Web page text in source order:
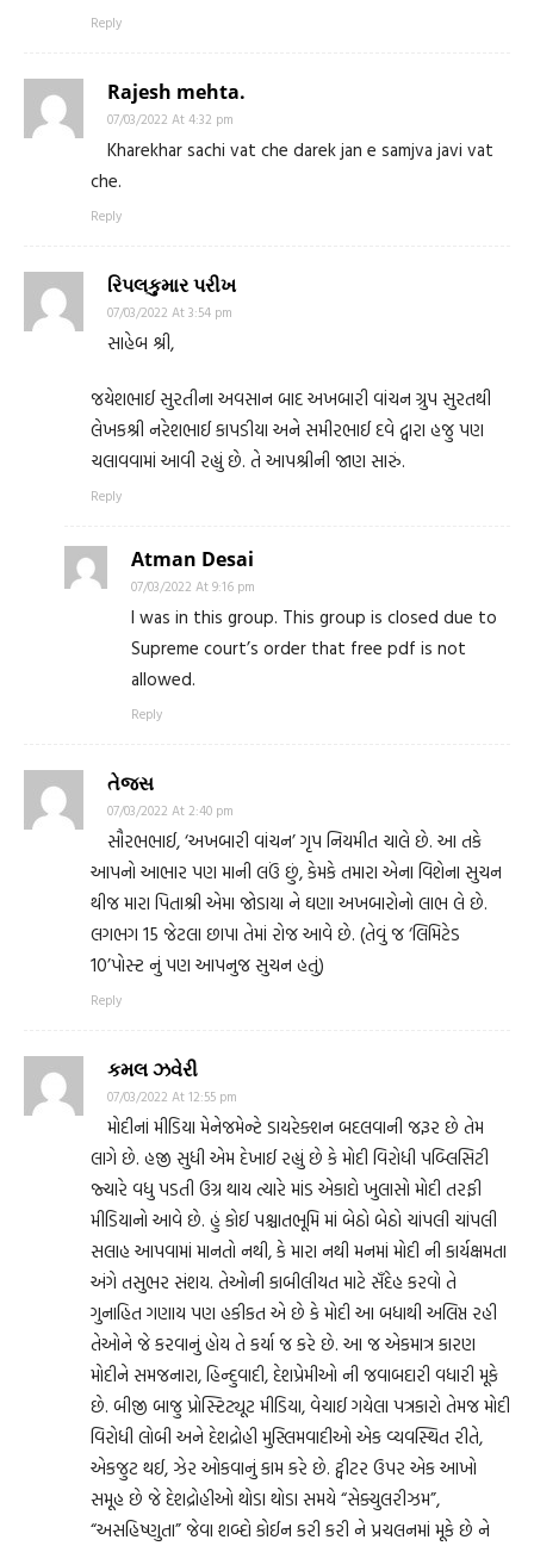
Reply
Rajesh mehta.
07/03/2022 At 4:32 pm
Kharekhar sachi vat che darek jan e samjva javi vat
che.
Reply
રિપલકુમાર પરીખ
07/03/2022 At 3:54 pm
સાહેબ શ્રી,
જયેશભાઈ સુરતીના અવસાન બાદ અખબારી વાંચન ગ્રુપ સુરતથી
લેખકશ્રી નરેશભાઈ કાપડીયા અને સમીરભાઈ દવે દ્વારા હજુ પણ
ચલાવવામાં આવી રહ્યું છે. તે આપશ્રીની જાણ સારું.
Reply
Atman Desai
07/03/2022 At 9:16 pm
I was in this group. This group is closed due to
Supreme court’s order that free pdf is not
allowed.
Reply
તેજસ
07/03/2022 At 2:40 pm
સૌરભભાઈ, ‘અખબારી વાંચન’ ગૃપ નિયમીત ચાલે છે. આ તકે
આપનો આભાર પણ માની લઉં છું, કેમકે તમારા એના વિશેના સુચન
થીજ મારા પિતાશ્રી એમા જોડાયા ને ઘણા અખબારોનો લાભ લે છે.
લગભગ 15 જેટલા છાપા તેમાં રોજ આવે છે. (તેવું જ ‘લિમિટેડ
10’પોસ્ટ નું પણ આપનુજ સુચન હતું)
Reply
કમલ ઝવેરી
07/03/2022 At 12:55 pm
મોદીનાં મીડિયા મેનેજમેન્ટે ડાયરેક્શન બદલવાની જરૂર છે તેમ
લાગે છે. હજી સુધી એમ દેખાઈ રહ્યું છે કે મોદી વિરોધી પબ્લિસિટી
જ્યારે વધુ પડતી ઉગ્ર થાય ત્યારે માંડ એકાદો ખુલાસો મોદી તરફી
મીડિયાનો આવે છે. હું કોઈ પશ્ચાતભૂમિ માં બેઠો બેઠો ચાંપલી ચાંપલી
સલાહ આપવામાં માનતો નથી, કે મારા નથી મનમાં મોદી ની કાર્યક્ષમતા
અંગે તસુભર સંશય. તેઓની કાબીલીયત માટે સઁદેહ કરવો તે
ગુનાહિત ગણાય પણ હકીકત એ છે કે મોદી આ બધાથી અલિપ્ત રહી
તેઓને જે કરવાનું હોય તે કર્યા જ કરે છે. આ જ એકમાત્ર કારણ
મોદીને સમજનારા, હિન્દુવાદી, દેશપ્રેમીઓ ની જવાબદારી વધારી મૂકે
છે. બીજી બાજુ પ્રોસ્ટિટ્યૂટ મીડિયા, વેચાઈ ગયેલા પત્રકારો તેમજ મોદી
વિરોધી લોબી અને દેશદ્રોહી મુસ્લિમવાદીઓ એક વ્યવસ્થિત રીતે,
એકજુટ થઈ, ઝેર ઓકવાનું કામ કરે છે. ટ્વીટર ઉપર એક આખો
સમૂહ છે જે દેશદ્રોહીઓ થોડા થોડા સમયે “સેક્યુલરીઝમ”,
“અસહિષ્ણુતા” જેવા શબ્દો કોઈન કરી કરી ને પ્રચલનમાં મૂકે છે ને